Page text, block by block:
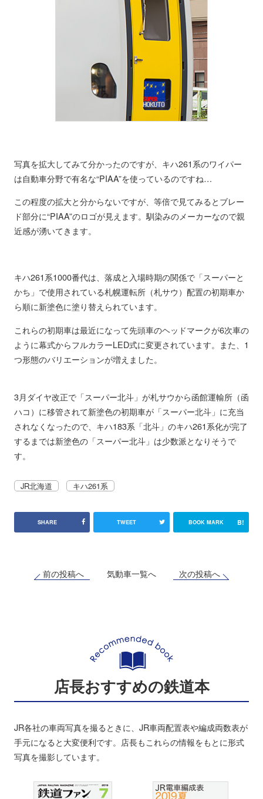
写真を拡大してみて分かったのですが、キハ261系のワイパー
は自動車分野で有名な“PIAA”を使っているのですね…
この程度の拡大と分からないですが、等倍で見てみるとブレー
ド部分に“PIAA”のロゴが見えます。馴染みのメーカーなので親
近感が湧いてきます。
キハ261系1000番代は、落成と入場時期の関係で「スーパーと
かち」で使用されている札幌運転所（札サウ）配置の初期車か
ら順に新塗色に塗り替えられています。
これらの初期車は最近になって先頭車のヘッドマークが6次車の
ように幕式からフルカラーLED式に変更されています。また、1
つ形態のバリエーションが増えました。
3月ダイヤ改正で「スーパー北斗」が札サウから函館運輸所（函
ハコ）に移管されて新塗色の初期車が「スーパー北斗」に充当
されなくなったので、キハ183系「北斗」のキハ261系化が完了
するまでは新塗色の「スーパー北斗」は少数派となりそうで
す。
JR北海道 キハ261系
SHARE TWEET BOOK MARK B!
前の投稿へ 気動車一覧へ 次の投稿へ
店長おすすめの鉄道本
JR各社の車両写真を撮るときに、JR車両配置表や編成両数表が
手元になると大変便利です。店長もこれらの情報をもとに形式
写真を撮影しています。